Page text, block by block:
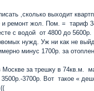
,сколько выходит
и ремонт жол. Пом. = тариф
с водой от 4800 до
нужд. Уж ни как не
минус 1700р. за
Москве за трешку в 74кв.м.
3700р. Вот такое «